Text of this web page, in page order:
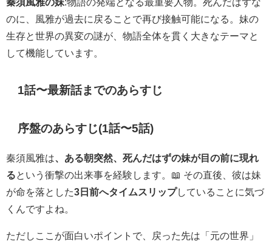
のに、風雅が過去に戻ることで再び接触可能になる。妹の
生存と世界の異変の謎が、物語全体を貫く大きなテーマと
して機能しています。
1話〜最新話までのあらすじ
序盤のあらすじ(1話〜5話)
秦須風雅は、ある朝突然、死んだはずの妹が目の前に現れ
るという衝撃の出来事を経験します。📖 その直後、彼は妹
が命を落とした3日前へタイムスリップしていることに気づ
くんですよね。
ただしここが面白いポイントで、戻った先は「元の世界」